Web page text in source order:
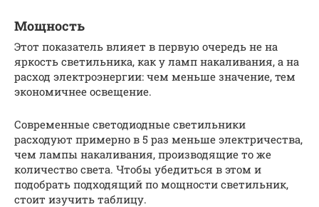
Мощность
Этот показатель влияет в первую очередь не на
яркость светильника, как у ламп накаливания, а на
расход электроэнергии: чем меньше значение, тем
экономичнее освещение.
Современные светодиодные светильники
расходуют примерно в 5 раз меньше электричества,
чем лампы накаливания, производящие то же
количество света. Чтобы убедиться в этом и
подобрать подходящий по мощности светильник,
стоит изучить таблицу.